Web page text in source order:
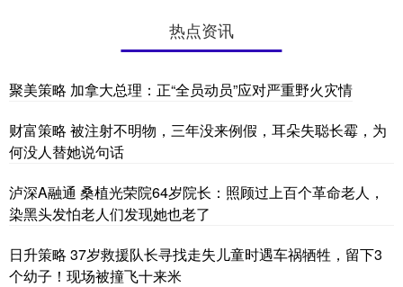
热点资讯
聚美策略 加拿大总理：正“全员动员”应对严重野火灾情
财富策略 被注射不明物，三年没来例假，耳朵失聪长霉，为
何没人替她说句话
泸深A融通 桑植光荣院64岁院长：照顾过上百个革命老人，
染黑头发怕老人们发现她也老了
日升策略 37岁救援队长寻找走失儿童时遇车祸牺牲，留下3
个幼子！现场被撞飞十来米